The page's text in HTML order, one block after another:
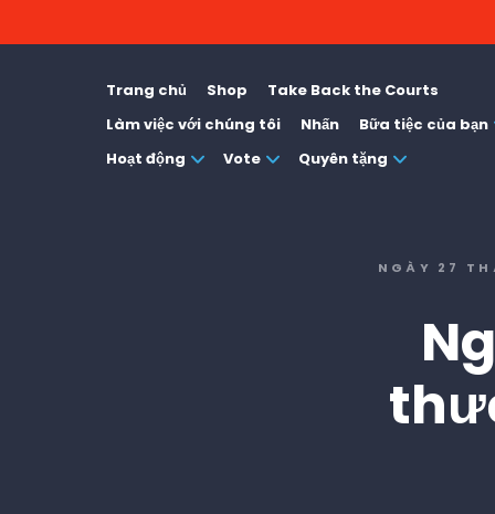
Trang chủ Shop
Take Back the Courts
Làm việc với chúng tôi
Nhấn
Bữa tiệc của bạn
Hoạt động
Vote Quyên tặng
NGÀY 27